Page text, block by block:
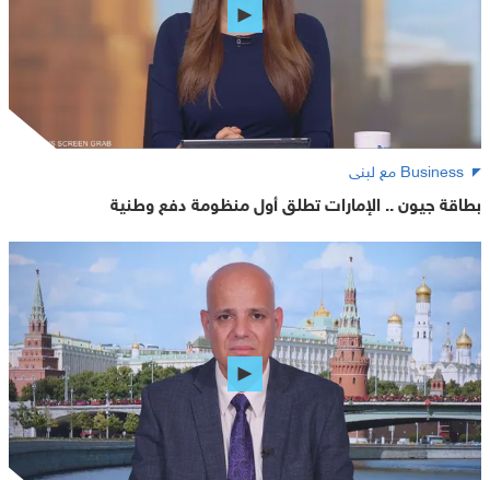
Business مع لبنى
بطاقة جيون .. الإمارات تطلق أول منظومة دفع وطنية